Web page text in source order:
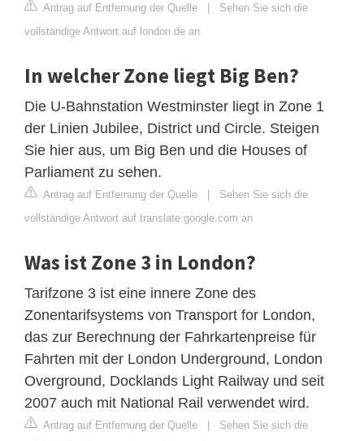
Antrag auf Entfernung der Quelle | Sehen Sie sich die
vollständige Antwort auf london.de an
In welcher Zone liegt Big Ben?
Die U-Bahnstation Westminster liegt in Zone 1
der Linien Jubilee, District und Circle. Steigen
Sie hier aus, um Big Ben und die Houses of
Parliament zu sehen.
Antrag auf Entfernung der Quelle | Sehen Sie sich die
vollständige Antwort auf translate.google.com an
Was ist Zone 3 in London?
Tarifzone 3 ist eine innere Zone des
Zonentarifsystems von Transport for London,
das zur Berechnung der Fahrkartenpreise für
Fahrten mit der London Underground, London
Overground, Docklands Light Railway und seit
2007 auch mit National Rail verwendet wird.
Antrag auf Entfernung der Quelle | Sehen Sie sich die